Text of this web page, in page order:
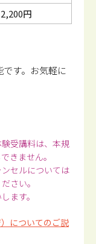
2,200円
す。 お気軽に
験受講料は、本規
きません。
ンセルについては
さい。
ます。
についてのご説